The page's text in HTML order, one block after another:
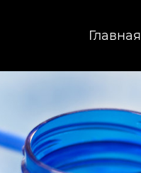
Главная